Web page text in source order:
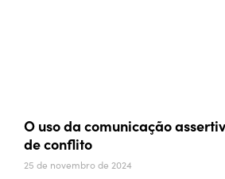
O uso da comunicação
de conflito
25 de novembro de 2024